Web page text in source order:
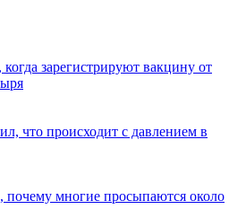
зарегистрируют вакцину от
что происходит с давлением в
многие просыпаются около